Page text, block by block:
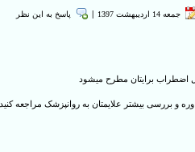
جمعه 14 ارديبهشت 1397 پاسخ به این نظر
اضطراب برایتان مطرح میشود
و بررسی بیشتر علايمتان به روانپزشک مراجعه کنید